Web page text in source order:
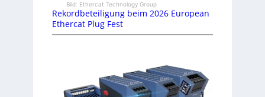
Bild: Ethercat Technology Group
Rekordbeteiligung beim 2026 European
Ethercat Plug Fest